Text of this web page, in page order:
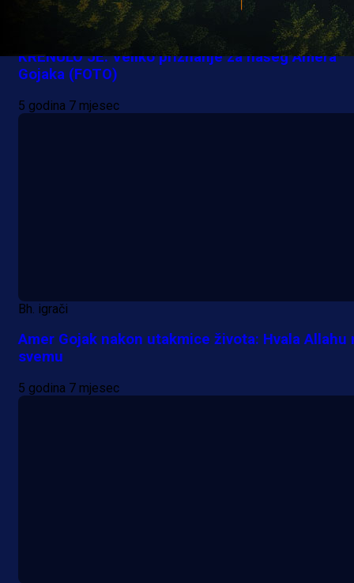
KRENULO JE: Veliko priznanje za našeg Amera
Gojaka (FOTO)
5 godina 7 mjesec
Bh. igrači
Amer Gojak nakon utakmice života: Hvala Allahu
svemu
5 godina 7 mjesec